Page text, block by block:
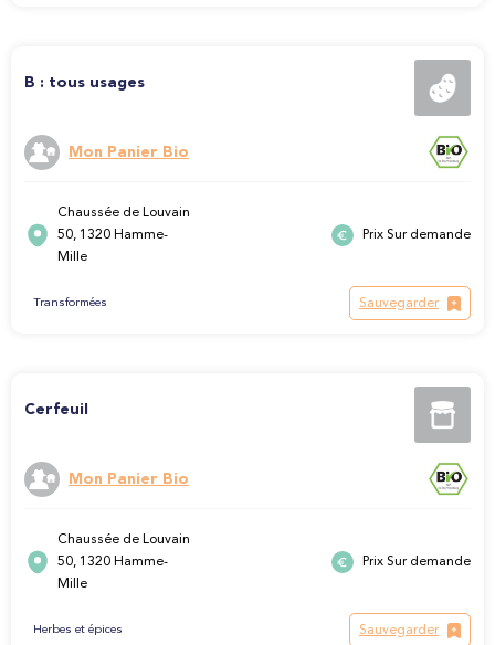
B : tous usages
Mon Panier Bio
Chaussée de Louvain
50, 1320 Hamme-
Mille
Prix Sur demande
Transformées Sauvegarder
Cerfeuil
Mon Panier Bio
Chaussée de Louvain
50, 1320 Hamme-
Mille
Prix Sur demande
Herbes et épices Sauvegarder